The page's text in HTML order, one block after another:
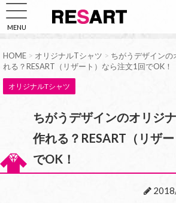
MENU
HOME > オリジナルTシャツ > ちがうデザイン
れる？RESART（リザート）なら注文1回でOK！
オリジナルTシャツ
ちがうデザインのオリジ
作れる？RESART（リザ
でOK！